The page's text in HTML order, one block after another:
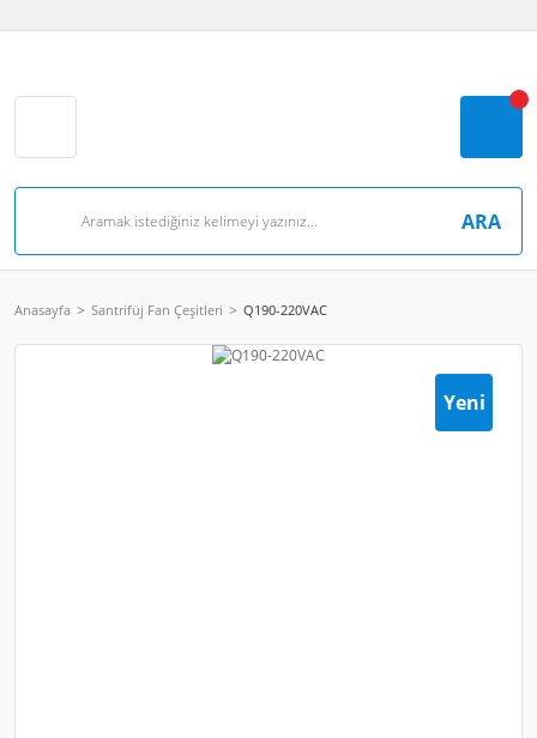
ARA
Anasayfa Santrifüj Fan Çeşitleri Q190-220VAC
Yeni